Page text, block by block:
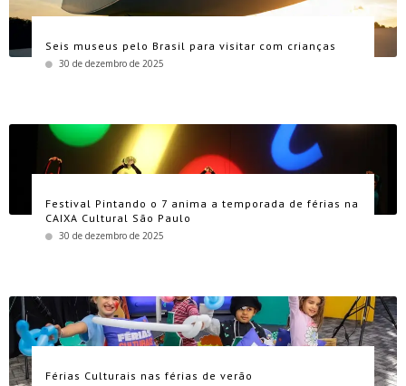
Seis museus pelo Brasil para visitar com crianças
30 de dezembro de 2025
Festival Pintando o 7 anima a temporada de férias na
CAIXA Cultural São Paulo
30 de dezembro de 2025
Férias Culturais nas férias de verão